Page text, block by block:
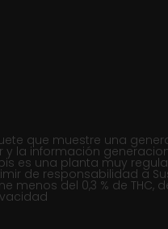
que muestre una
y la información
es una planta muy
de responsabilidad a
del 0,3 % de THC,